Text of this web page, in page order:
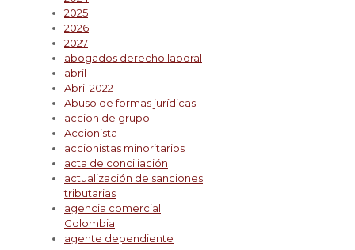
2025
2026
2027
abogados derecho laboral
abril
Abril 2022
Abuso de formas jurídicas
accion de grupo
Accionista
accionistas minoritarios
acta de conciliación
actualización de sanciones
tributarias
agencia comercial
Colombia
agente dependiente